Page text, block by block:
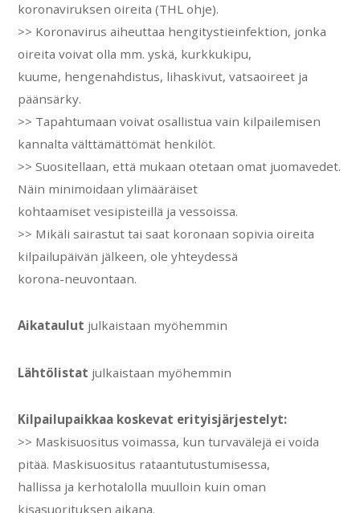
koronaviruksen oireita (THL ohje).
>> Koronavirus aiheuttaa hengitystieinfektion, jonka
oireita voivat olla mm. yskä, kurkkukipu,
kuume, hengenahdistus, lihaskivut, vatsaoireet ja
päänsärky.
>> Tapahtumaan voivat osallistua vain kilpailemisen
kannalta välttämättömät henkilöt.
>> Suositellaan, että mukaan otetaan omat juomavedet.
Näin minimoidaan ylimääräiset
kohtaamiset vesipisteillä ja vessoissa.
>> Mikäli sairastut tai saat koronaan sopivia oireita
kilpailupäivän jälkeen, ole yhteydessä
korona-neuvontaan.
Aikataulut julkaistaan myöhemmin
Lähtölistat julkaistaan myöhemmin
Kilpailupaikkaa koskevat erityisjärjestelyt:
>> Maskisuositus voimassa, kun turvavälejä ei voida
pitää. Maskisuositus rataantutustumisessa,
hallissa ja kerhotalolla muulloin kuin oman
kisasuorituksen aikana.